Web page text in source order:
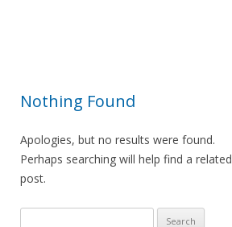
Nothing Found
Apologies, but no results were found.
Perhaps searching will help find a related
post.